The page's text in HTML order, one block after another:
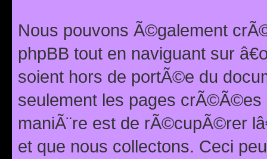
Nous pouvons Ã©galement
phpBB tout en naviguant sur
soient hors de portÃ©e du
seulement les pages
maniÃ¨re est de rÃ©cupÃ©rer
et que nous collectons. Ceci